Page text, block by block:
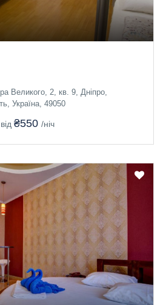
Великого, 2, кв. 9, Дніпро,
Україна, 49050
від ₴550 /ніч